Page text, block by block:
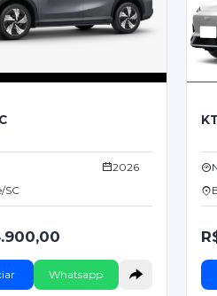
2026
SC
Whatsapp